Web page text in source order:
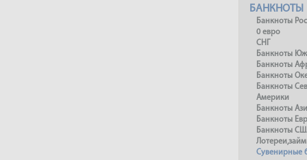
БАНКНОТЫ
Банкноты
0 евро
СНГ
Банкноты
Банкноты
Банкноты
Банкноты
Америки
Банкноты
Банкноты
Банкноты
Сувенирные